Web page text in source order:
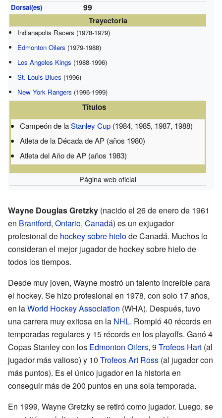
Dorsal(es)
99
Trayectoria
Indianapolis Racers (1978-1979)
Edmonton Oilers (1979-1988)
Los Angeles Kings (1988-1996)
St. Louis Blues (1996)
New York Rangers (1996-1999)
Títulos
Campeón de laStanley Cup (1984, 1985, 1987, 1988)
Atleta de la Década de AP (años 1980)
Atleta del Año de AP (años 1983)
Página web oficial
Wayne Douglas Gretzky (nacido el 26 de enero de 1961
en Brantford, Ontario, Canadá) es un exjugador
profesional de hockey sobre hielode Canadá. Muchos lo
consideran el mejor jugador de hockey sobre hielo de
todos los tiempos.
Desde muy joven, Wayne mostró un talento increíble para
el hockey. Se hizo profesional en 1978, con solo 17 años,
en laWorld Hockey Association (WHA). Después, tuvo
una carrera muy exitosa en la NHL. Rompió 40 récords en
temporadas regulares y 15 récords en los playoffs. Ganó 4
Copas Stanley con los Edmonton Oilers, 9 Trofeos Hart (al
jugador más valioso) y 10 Trofeos Art Ross (al jugador con
más puntos). Es el único jugador en la historia en
conseguir más de 200 puntos en una sola temporada.
En 1999, Wayne Gretzky se retiró como jugador. Luego, se